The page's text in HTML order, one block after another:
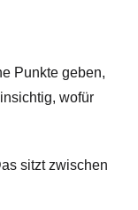
Punkte geben,
wofür
sitzt zwischen